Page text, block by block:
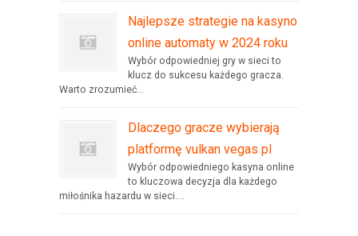
Najlepsze strategie na kasyno
online automaty w 2024 roku
Wybór odpowiedniej gry w sieci to
klucz do sukcesu każdego gracza.
Warto zrozumieć...
Dlaczego gracze wybierają
platformę vulkan vegas pl
Wybór odpowiedniego kasyna online
to kluczowa decyzja dla każdego
miłośnika hazardu w sieci....